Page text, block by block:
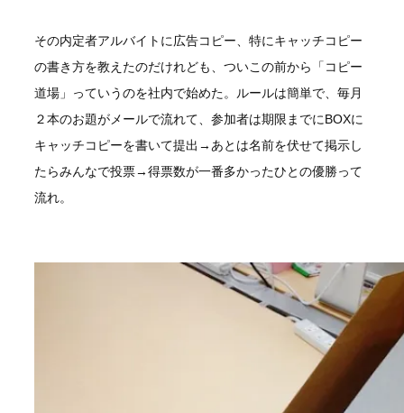
その内定者アルバイトに広告コピー、特にキャッチコピー
の書き方を教えたのだけれども、ついこの前から「コピー
道場」っていうのを社内で始めた。ルールは簡単で、毎月
２本のお題がメールで流れて、参加者は期限までにBOXに
キャッチコピーを書いて提出→あとは名前を伏せて掲示し
たらみんなで投票→得票数が一番多かったひとの優勝って
流れ。